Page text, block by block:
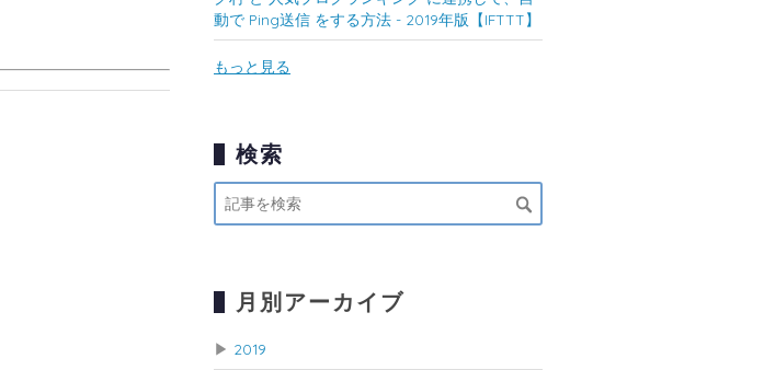
もっと見る
検索
月別アーカイブ
▶ 2019